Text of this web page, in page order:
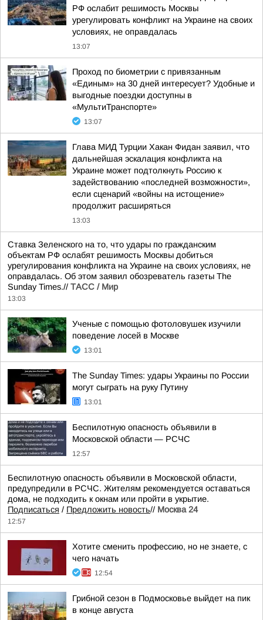
РФ ослабит решимость Москвы
урегулировать конфликт на Украине на своих
условиях, не оправдалась
13:07
Проход по биометрии с привязанным
«Единым» на 30 дней интересует? Удобные и
выгодные поездки доступны в
«МультиТранспорте»
13:07
Глава МИД Турции Хакан Фидан заявил, что
дальнейшая эскалация конфликта на
Украине может подтолкнуть Россию к
задействованию «последней возможности»,
если сценарий «войны на истощение»
продолжит расширяться
13:03
Ставка Зеленского на то, что удары по гражданским
объектам РФ ослабят решимость Москвы добиться
урегулирования конфликта на Украине на своих условиях, не
оправдалась. Об этом заявил обозреватель газеты The
Sunday Times.// ТАСС / Мир
13:03
Ученые с помощью фотоловушек изучили
поведение лосей в Москве
13:01
The Sunday Times: удары Украины по России
могут сыграть на руку Путину
13:01
Беспилотную опасность объявили в
Московской области — РСЧС
12:57
Беспилотную опасность объявили в Московской области,
предупредили в РСЧС. Жителям рекомендуется оставаться
дома, не подходить к окнам или пройти в укрытие.
Подписаться / Предложить новость// Москва 24
12:57
Хотите сменить профессию, но не знаете, с
чего начать
12:54
Грибной сезон в Подмосковье выйдет на пик
в конце августа